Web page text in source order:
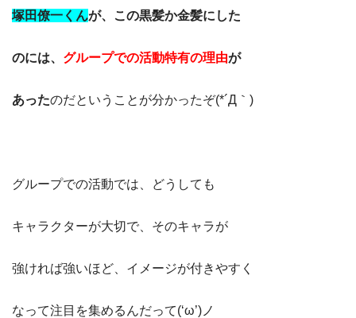
塚田僚一くんが、この黒髪か金髪にした
のには、 グループでの活動特有の理由が
あったのだということが分かったぞ(*´Д｀)
グループでの活動では、どうしても
キャラクターが大切で、そのキャラが
強ければ強いほど、イメージが付きやすく
なって注目を集めるんだって(‘ω’)ノ